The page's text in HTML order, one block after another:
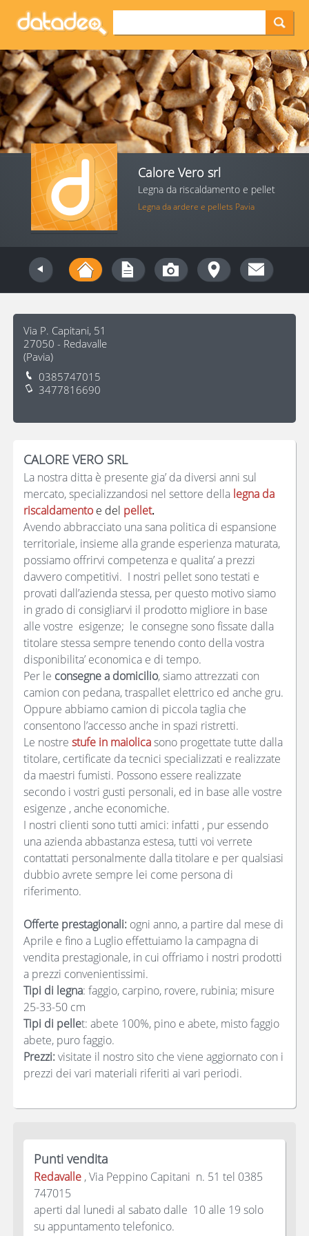
Calore Vero srl
Legna da riscaldamento e pellet
Legna da ardere e pellets Pavia
Via P. Capitani, 51
27050 - Redavalle
(Pavia)
0385747015
3477816690
CALORE VERO SRL
La nostra ditta è presente gia’ da diversi anni sul
mercato, specializzandosi nel settore della legna da
riscaldamento e del pellet.
Avendo abbracciato una sana politica di espansione
territoriale, insieme alla grande esperienza maturata,
possiamo offrirvi competenza e qualita’ a prezzi
davvero competitivi. I nostri pellet sono testati e
provati dall’azienda stessa, per questo motivo siamo
in grado di consigliarvi il prodotto migliore in base
alle vostre esigenze; le consegne sono fissate dalla
titolare stessa sempre tenendo conto della vostra
disponibilita’ economica e di tempo.
Per le consegne a domicilio, siamo attrezzati con
camion con pedana, traspallet elettrico ed anche gru.
Oppure abbiamo camion di piccola taglia che
consentono l’accesso anche in spazi ristretti.
Le nostre stufe in maiolicasono progettate tutte dalla
titolare, certificate da tecnici specializzati e realizzate
da maestri fumisti. Possono essere realizzate
secondo i vostri gusti personali, ed in base alle vostre
esigenze , anche economiche.
I nostri clienti sono tutti amici: infatti , pur essendo
una azienda abbastanza estesa, tutti voi verrete
contattati personalmente dalla titolare e per qualsiasi
dubbio avrete sempre lei come persona di
riferimento.
Offerte prestagionali:ogni anno, a partire dal mese di
Aprile e fino a Luglio effettuiamo la campagna di
vendita prestagionale, in cui offriamo i nostri prodotti
a prezzi convenientissimi.
Tipi di legna: faggio, carpino, rovere, rubinia; misure
25-33-50 cm
Tipi di pellet: abete 100%, pino e abete, misto faggio
abete, puro faggio.
Prezzi:visitate il nostro sito che viene aggiornato con i
prezzi dei vari materiali riferiti ai vari periodi.
Punti vendita
Redavalle, Via Peppino Capitani n. 51 tel 0385
747015
aperti dal lunedi al sabato dalle 10 alle 19 solo
su appuntamento telefonico.